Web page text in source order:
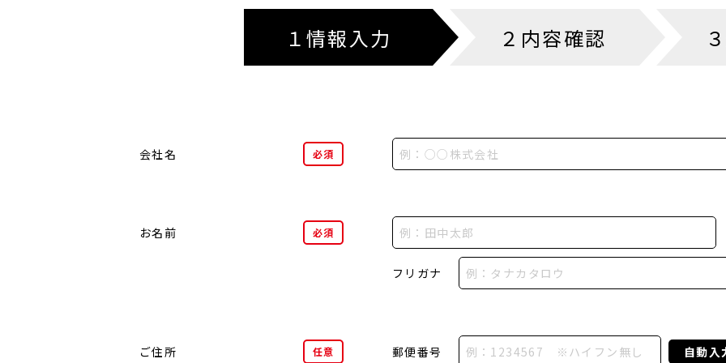
１情報入力 ２内容確認
会社名 必須
お名前 必須
フリガナ
ご住所 任意 郵便番号 自動入